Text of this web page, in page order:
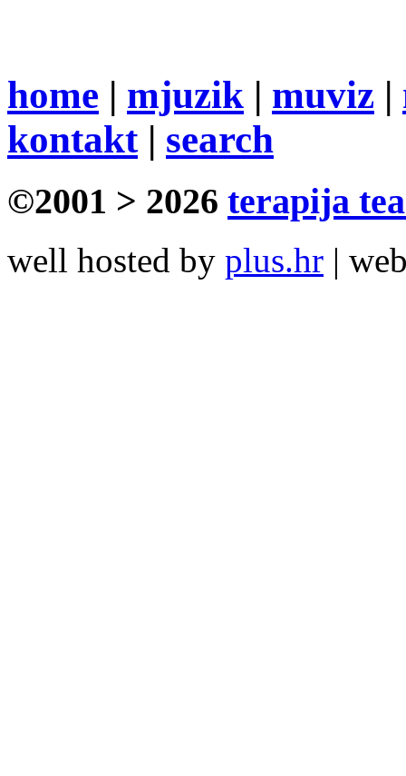
home | mjuzik | muviz |
kontakt| search
©2001 > 2026 terapija
well hosted by plus.hr |